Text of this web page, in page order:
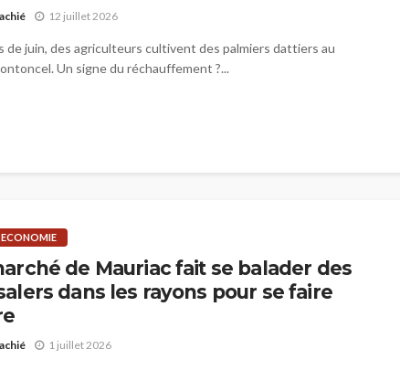
12 juillet 2026
de juin, des agriculteurs cultivent des palmiers dattiers au
Un signe du réchauffement ?...
ECONOMIE
de Mauriac fait se balader des
dans les rayons pour se faire
1 juillet 2026